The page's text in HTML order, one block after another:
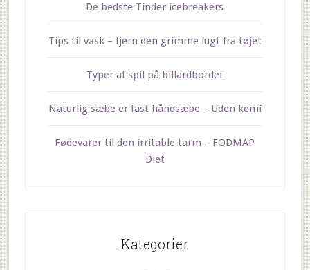
De bedste Tinder icebreakers
Tips til vask – fjern den grimme lugt fra tøjet
Typer af spil på billardbordet
Naturlig sæbe er fast håndsæbe – Uden kemi
Fødevarer til den irritable tarm – FODMAP
Diet
Kategorier